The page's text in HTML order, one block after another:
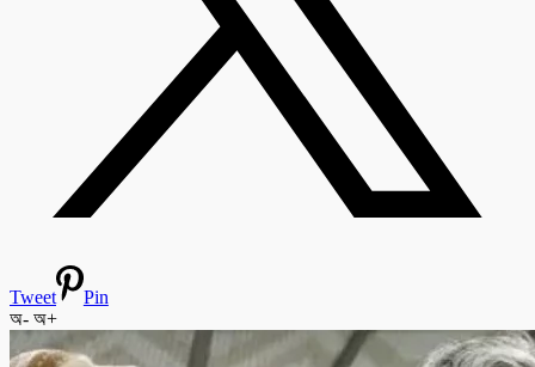
Tweet
Pin
অ- অ+